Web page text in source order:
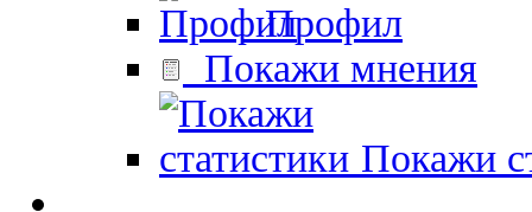
Профил
Покажи мнения
Покажи